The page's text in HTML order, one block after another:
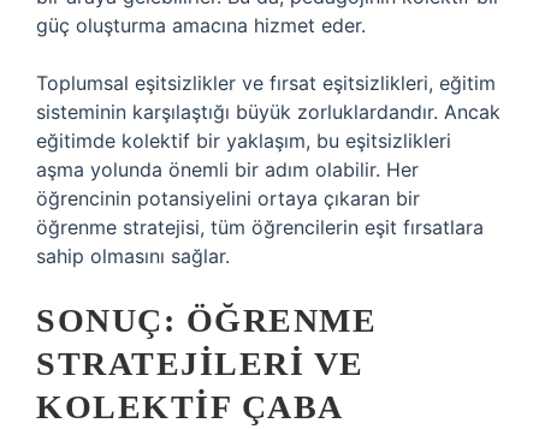
güç oluşturma amacına hizmet eder.
Toplumsal eşitsizlikler ve fırsat eşitsizlikleri, eğitim
sisteminin karşılaştığı büyük zorluklardandır. Ancak
eğitimde kolektif bir yaklaşım, bu eşitsizlikleri
aşma yolunda önemli bir adım olabilir. Her
öğrencinin potansiyelini ortaya çıkaran bir
öğrenme stratejisi, tüm öğrencilerin eşit fırsatlara
sahip olmasını sağlar.
SONUÇ: ÖĞRENME
STRATEJILERI VE
KOLEKTIF ÇABA